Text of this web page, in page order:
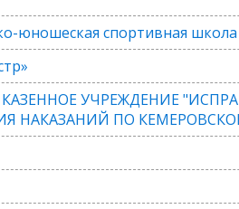
спортивная
КАЗЕННОЕ УЧРЕЖДЕНИЕ
ПО